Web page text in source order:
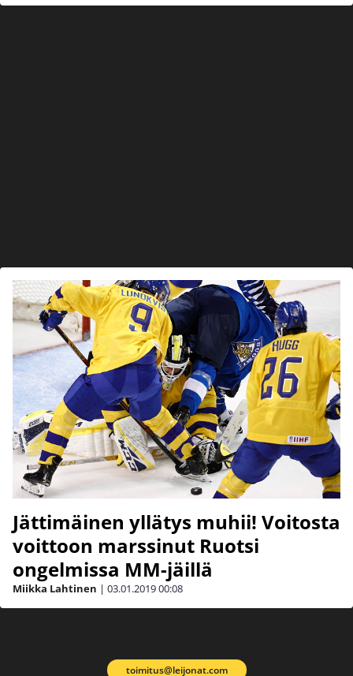
Jättimäinen yllätys muhii! Voitosta
voittoon marssinut Ruotsi
ongelmissa MM-jäillä
Miikka Lahtinen | 03.01.201900:08
toimitus@leijonat.com